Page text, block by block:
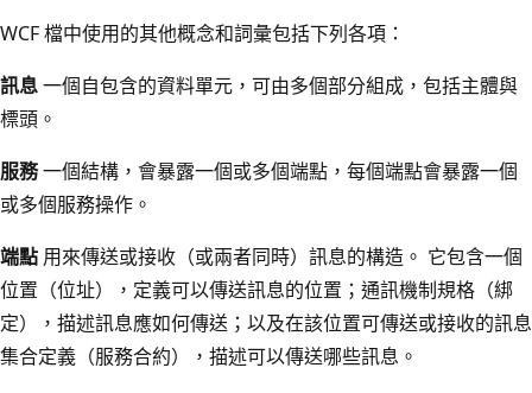
WCF 檔中使用的其他概念和詞彙包括下列各項：
訊息一個自包含的資料單元，可由多個部分組成，包括主體與
標頭。
服務一個結構，會暴露一個或多個端點，每個端點會暴露一個
或多個服務操作。
端點 用來傳送或接收（或兩者同時）訊息的構造。 它包含一個
位置（位址），定義可以傳送訊息的位置；通訊機制規格（綁
定），描述訊息應如何傳送；以及在該位置可傳送或接收的訊息
集合定義（服務合約），描述可以傳送哪些訊息。